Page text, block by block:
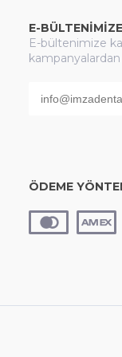
E-
E-bültenimize
ÖDEME